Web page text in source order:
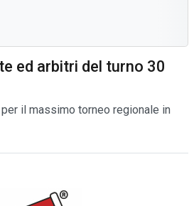
ed arbitri del turno 30
il massimo torneo regionale in